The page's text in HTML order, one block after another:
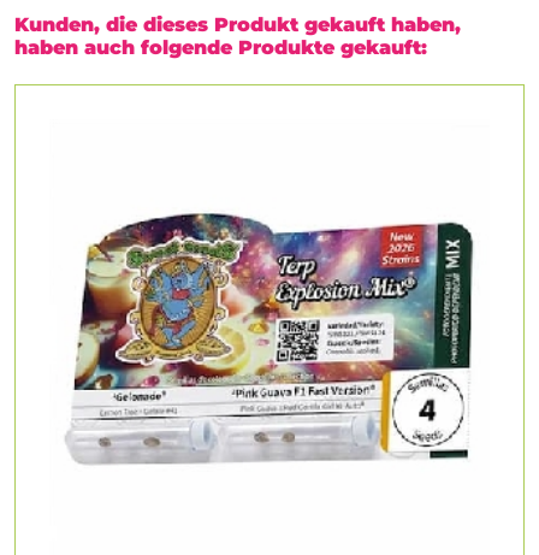
Kunden, die dieses Produkt gekauft haben,
haben auch folgende Produkte gekauft: